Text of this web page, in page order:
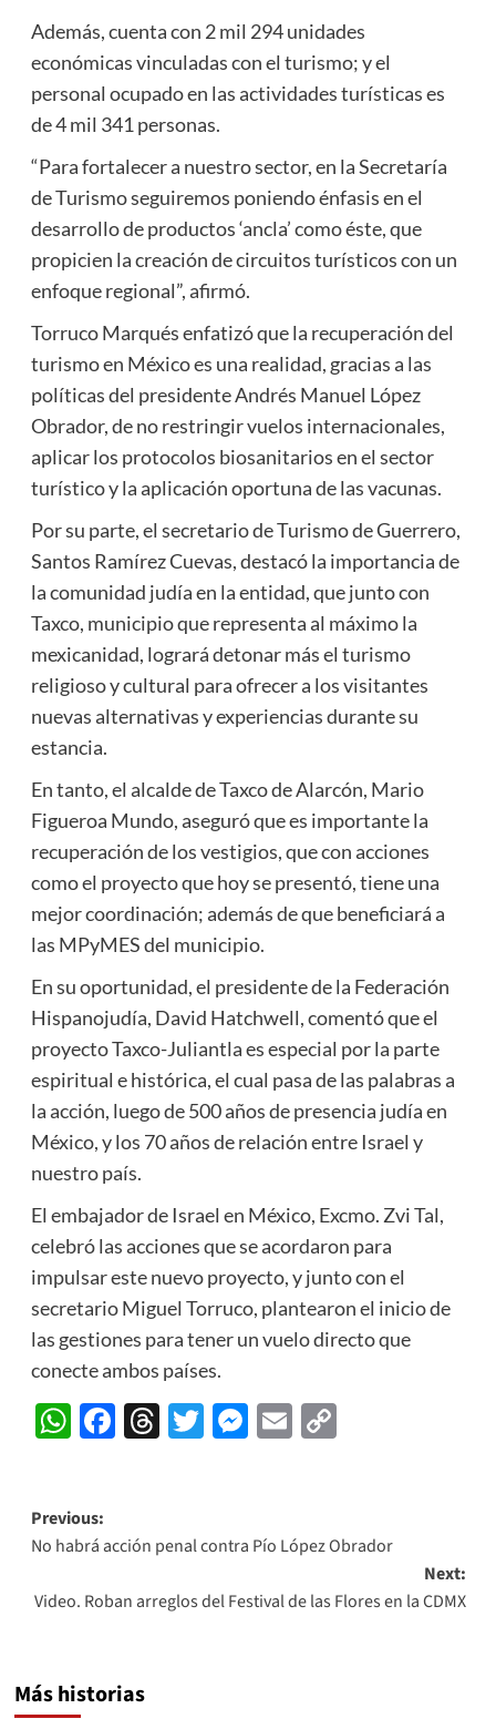
Además, cuenta con 2 mil 294 unidades
económicas vinculadas con el turismo; y el
personal ocupado en las actividades turísticas es
de 4 mil 341 personas.
“Para fortalecer a nuestro sector, en la Secretaría
de Turismo seguiremos poniendo énfasis en el
desarrollo de productos ‘ancla’ como éste, que
propicien la creación de circuitos turísticos con un
enfoque regional”, afirmó.
Torruco Marqués enfatizó que la recuperación del
turismo en México es una realidad, gracias a las
políticas del presidente Andrés Manuel López
Obrador, de no restringir vuelos internacionales,
aplicar los protocolos biosanitarios en el sector
turístico y la aplicación oportuna de las vacunas.
Por su parte, el secretario de Turismo de Guerrero,
Santos Ramírez Cuevas, destacó la importancia de
la comunidad judía en la entidad, que junto con
Taxco, municipio que representa al máximo la
mexicanidad, logrará detonar más el turismo
religioso y cultural para ofrecer a los visitantes
nuevas alternativas y experiencias durante su
estancia.
En tanto, el alcalde de Taxco de Alarcón, Mario
Figueroa Mundo, aseguró que es importante la
recuperación de los vestigios, que con acciones
como el proyecto que hoy se presentó, tiene una
mejor coordinación; además de que beneficiará a
las MPyMES del municipio.
En su oportunidad, el presidente de la Federación
Hispanojudía, David Hatchwell, comentó que el
proyecto Taxco-Juliantla es especial por la parte
espiritual e histórica, el cual pasa de las palabras a
la acción, luego de 500 años de presencia judía en
México, y los 70 años de relación entre Israel y
nuestro país.
El embajador de Israel en México, Excmo. Zvi Tal,
celebró las acciones que se acordaron para
impulsar este nuevo proyecto, y junto con el
secretario Miguel Torruco, plantearon el inicio de
las gestiones para tener un vuelo directo que
conecte ambos países.
WhatsApp
Facebook
Threads
Twitter
Messenger
EmailCopy
Post
navigation
Previous:
No habrá acción penal contra Pío López Obrador
Next:
Video. Roban arreglos del Festival de las Flores en la CDMX
Más historias